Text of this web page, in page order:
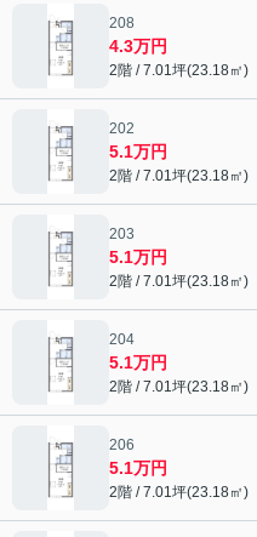
208
4.3万円
2階 / 7.01坪(23.18㎡)
202
5.1万円
2階 / 7.01坪(23.18㎡)
203
5.1万円
2階 / 7.01坪(23.18㎡)
204
5.1万円
2階 / 7.01坪(23.18㎡)
206
5.1万円
2階 / 7.01坪(23.18㎡)